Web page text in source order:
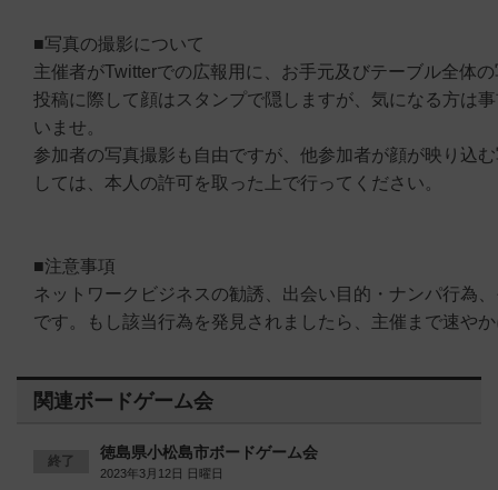
■写真の撮影について
主催者がTwitterでの広報用に、お手元及びテーブル全体
投稿に際して顔はスタンプで隠しますが、気になる方は
いませ。
参加者の写真撮影も自由ですが、他参加者が顔が映り込
しては、本人の許可を取った上で行ってください。
■注意事項
ネットワークビジネスの勧誘、出会い目的・ナンパ行為
です。もし該当行為を発見されましたら、主催まで速や
関連ボードゲーム会
終了 徳島県小松島市ボードゲーム会
2023年3月12日 日曜日